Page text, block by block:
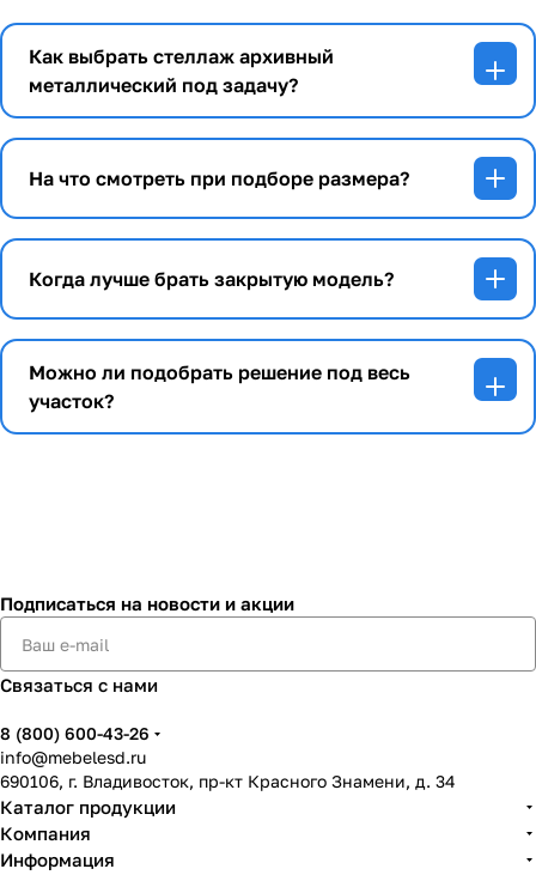
Как выбрать стеллаж архивный
металлический под задачу?
На что смотреть при подборе размера?
Когда лучше брать закрытую модель?
Можно ли подобрать решение под весь
участок?
Подписаться на новости и акции
Связаться с нами
8 (800) 600-43-26
info@mebelesd.ru
690106, г. Владивосток, пр-кт Красного Знамени, д. 34
Каталог продукции
Компания
Информация